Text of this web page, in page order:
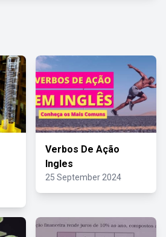
Verbos De Ação
Ingles
25 September 2024